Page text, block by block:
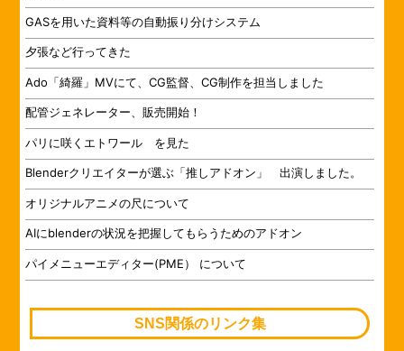
GASを用いた資料等の自動振り分けシステム
夕張など行ってきた
Ado「綺羅」MVにて、CG監督、CG制作を担当しました
配管ジェネレーター、販売開始！
パリに咲くエトワール を見た
Blenderクリエイターが選ぶ「推しアドオン」 出演しました。
オリジナルアニメの尺について
AIにblenderの状況を把握してもらうためのアドオン
パイメニューエディター(PME） について
SNS関係のリンク集